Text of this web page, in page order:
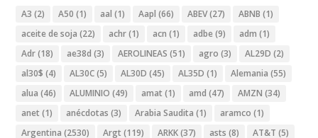
A3 (2) A50 (1) aal (1) Aapl (66) ABEV(27) ABNB (1)
aceite de soja (22) achr(1) acn (1) adbe (9) adm (1)
Adr(18) ae38d (3) AEROLINEAS (51) agro (3) AL29D (2)
al30$ (4) AL30C(5) AL30D (45) AL35D (1) Alemania (55)
alua (46) ALUMINIO (49) amat (1) amd (47) AMZN (34)
anet (1) anécdotas (3) Arabia Saudita (1) aramco (1)
Argentina (2530) Argt (119) ARKK(37) asts (8) AT&T (5)